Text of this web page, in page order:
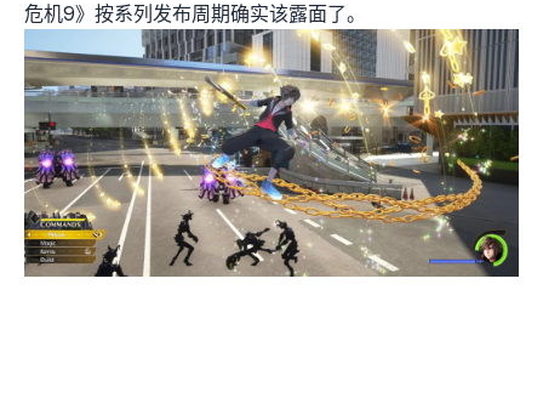
危机9》按系列发布周期确实该露面了。